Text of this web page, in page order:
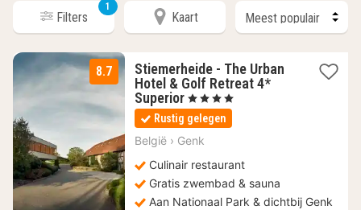
Filters
1
Kaart
8.7
Stiemerheide - The Urban
Hotel & Golf Retreat 4*
Superior 1
nacht
vanaf
113
, 4 Sterren
Rustig gelegen
België › Genk
Culinair restaurant
Gratis zwembad & sauna
Aan Nationaal Park & dichtbij Genk